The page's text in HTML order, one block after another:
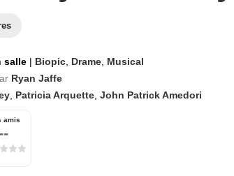
salle | Biopic Drame Musical
Ryan Jaffe
Patricia Arquette John Patrick Amedori
amis
--